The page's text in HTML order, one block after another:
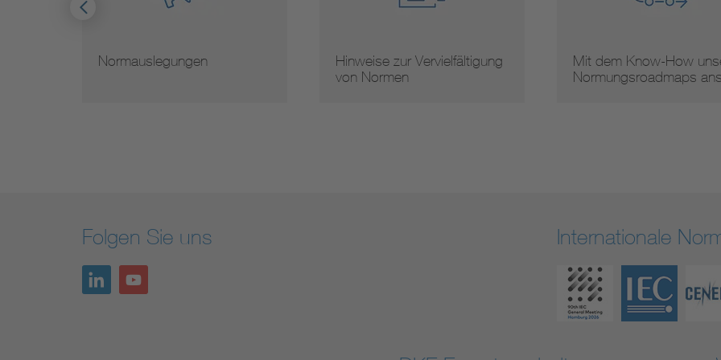
Normauslegungen
Hinweise zur Vervielfältigung
von Normen
Mit dem Know-How
Normungsroadmaps
Folgen Sie uns Internationale